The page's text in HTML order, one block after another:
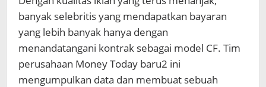
banyak selebritis yang mendapatkan bayaran
yang lebih banyak hanya dengan
menandatangani kontrak sebagai model CF. Tim
perusahaan Money Today baru2 ini
mengumpulkan data dan membuat sebuah